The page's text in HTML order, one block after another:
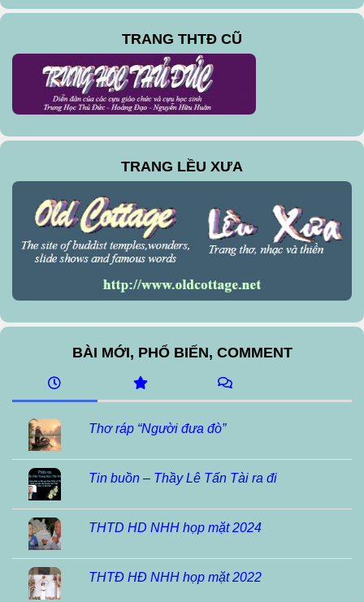
TRANG THTĐ CŨ
TRANG LỀU XƯA
BÀI MỚI, PHỔ BIẾN, COMMENT
Thơ ráp “Người đưa đò”
Tin buồn – Thầy Lê Tấn Tài ra đi
THTD HD NHH họp mặt 2024
THTĐ HĐ NHH họp mặt 2022